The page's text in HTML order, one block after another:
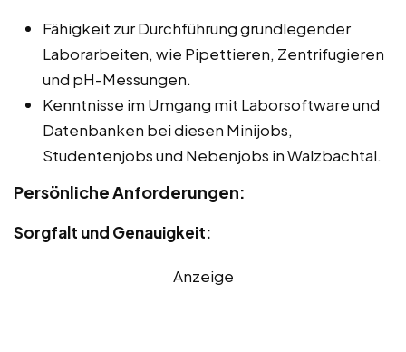
Fähigkeit zur Durchführung grundlegender
Laborarbeiten, wie Pipettieren, Zentrifugieren
und pH-Messungen.
Kenntnisse im Umgang mit Laborsoftware und
Datenbanken bei diesen Minijobs,
Studentenjobs und Nebenjobs in Walzbachtal.
Persönliche Anforderungen:
Sorgfalt und Genauigkeit:
Anzeige